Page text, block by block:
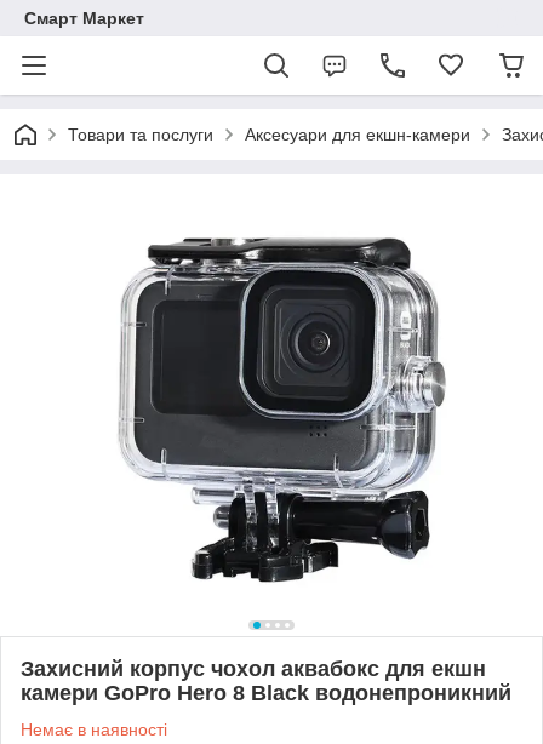
Смарт Маркет
Товари та послуги Аксесуари для екшн-камери
Захисний корпус чохол аквабокс для екшн
камери GoPro Hero 8 Black водонепроникний
Немає в наявності